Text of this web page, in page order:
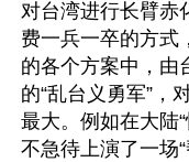
对台湾进行长臂赤
费一兵一卒的方式
的各个方案中，由
的“乱台义勇军”，
最大。例如在大陆
不急待上演了一场